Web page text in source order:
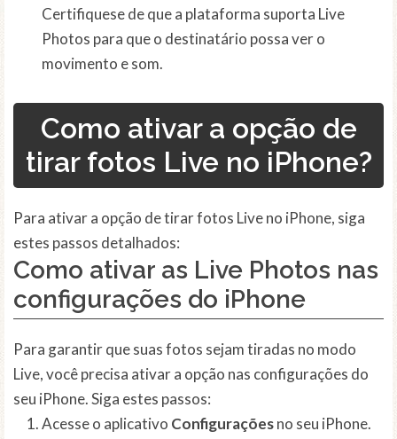
Certifiquese de que a plataforma suporta Live
Photos para que o destinatário possa ver o
movimento e som.
Como ativar a opção de
tirar fotos Live no iPhone?
Para ativar a opção de tirar fotos Live no iPhone, siga
estes passos detalhados:
Como ativar as Live Photos nas
configurações do iPhone
Para garantir que suas fotos sejam tiradas no modo
Live, você precisa ativar a opção nas configurações do
seu iPhone. Siga estes passos:
Acesse o aplicativo Configuraçõesno seu iPhone.